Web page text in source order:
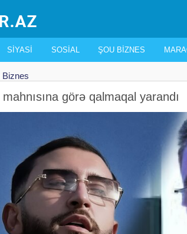
SIYASI SOSIAL ŞOU BIZNES
Biznes
mahnısına görə qalmaqal yarandı